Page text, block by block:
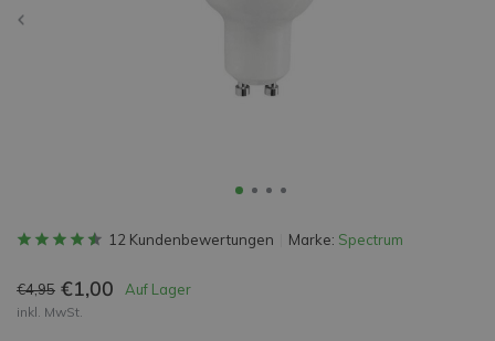
12 Kundenbewertungen Marke: Spectrum
€4,95 €1,00 Auf Lager
inkl. MwSt.